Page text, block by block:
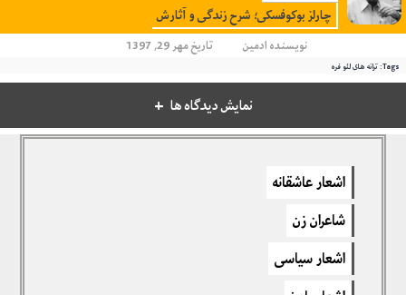
چارلز بوکوفسکی؛ شرح زندگی و آثارش
نویسندهادمین تاریخ مهر 29, 1397
Tags: ترانه های لئو فره
نمایش دیدگاه ها
دیدگاهتان را بنویسید
برای نوشتن دیدگاه باید
اشعار عاشقانه
شاعران زن
اشعار سیاسی